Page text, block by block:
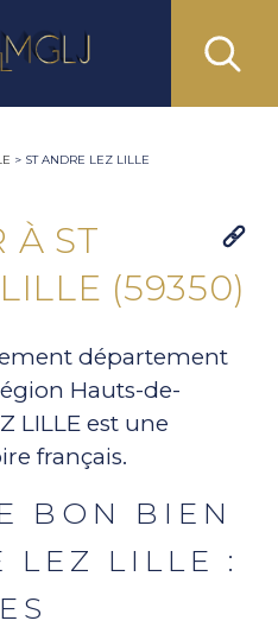
> ST ANDRE LEZ LILLE
À ST
(59350)
département
Hauts-de-
LILLE est une
français.
BON BIEN
LEZ LILLE :